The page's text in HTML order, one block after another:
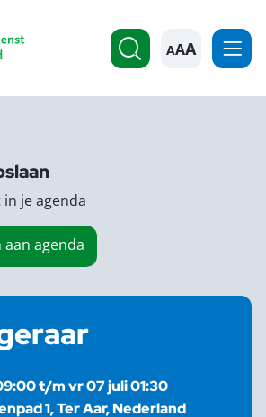
A
t/m vr 07 juli 01:30
1, Ter Aar, Nederland
je agenda
aan agenda